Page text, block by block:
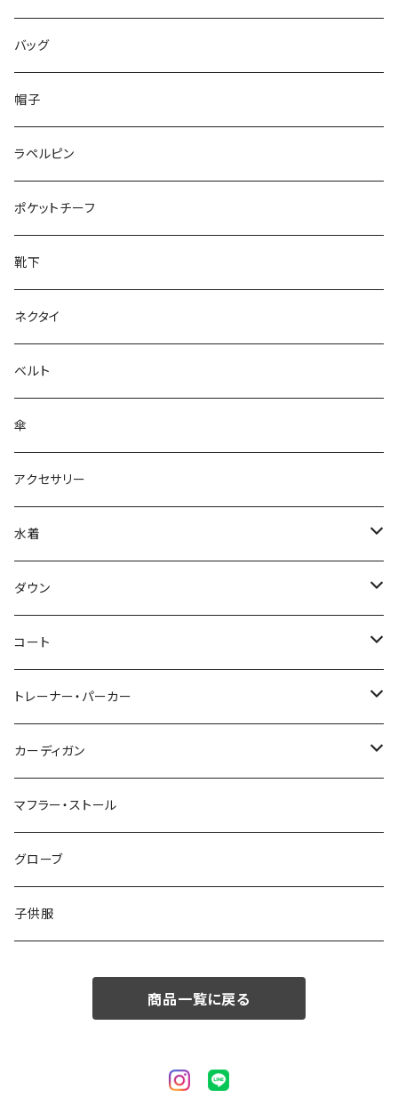
50/XL～
48/L
50/XL～
46/M
48/L
50/XL～
～25.5cm
26cm～
27cm～
28cm～
バッグ
帽子
ラペルピン
ポケットチーフ
靴下
ネクタイ
ベルト
傘
アクセサリー
水着
～44/S
46/M
48/L
50/XL～
ダウン
～44/S
46/M
48/L
50/XL～
コート
～44/S
46/M
48/L
50/XL～
トレーナー・パーカー
～44/S
46/M
48/L
50/XL～
カーディガン
～44/S
46/M
48/L
マフラー・ストール
グローブ
子供服
商品一覧に戻る